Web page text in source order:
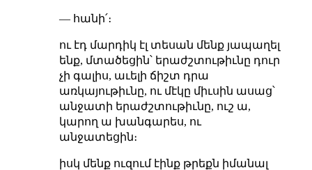
— հանի՛։
ու էդ մարդիկ էլ տեսան մենք յապաղել
ենք, մտածեցին՝ երաժշտութիւնը դուր
չի գալիս, աւելի ճիշտ դրա
առկայութիւնը, ու մէկը միւսին ասաց՝
անջատի երաժշտութիւնը, ուշ ա,
կարող ա խանգարես, ու
անջատեցին։
իսկ մենք ուզում էինք թրեքն իմանալ